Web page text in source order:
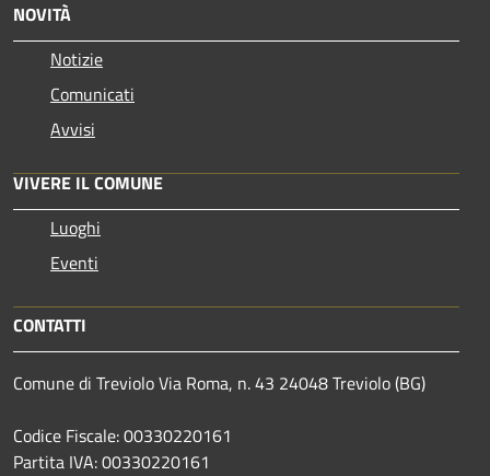
NOVITÀ
Notizie
Comunicati
Avvisi
VIVERE IL COMUNE
Luoghi
Eventi
CONTATTI
Comune di Treviolo Via Roma, n. 43 24048 Treviolo (BG)
Codice Fiscale: 00330220161
Partita IVA: 00330220161